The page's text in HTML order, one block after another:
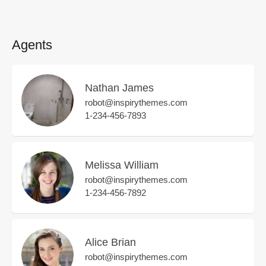
Agents
Nathan James
robot@inspirythemes.com
1-234-456-7893
Melissa William
robot@inspirythemes.com
1-234-456-7892
Alice Brian
robot@inspirythemes.com